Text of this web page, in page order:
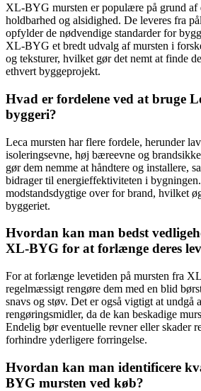
XL-BYG mursten er populære på grund af
holdbarhed og alsidighed. De leveres fra
opfylder de nødvendige standarder for
XL-BYG et bredt udvalg af mursten i
og teksturer, hvilket gør det nemt at finde
ethvert byggeprojekt.
Hvad er fordelene ved at bruge
byggeri?
Leca mursten har flere fordele, herunder
isoleringsevne, høj bæreevne og
gør dem nemme at håndtere og installere,
bidrager til energieffektiviteten i
modstandsdygtige over for brand, hvilket
byggeriet.
Hvordan kan man bedst
XL-BYG for at forlænge deres
For at forlænge levetiden på mursten fra
regelmæssigt rengøre dem med en blid
snavs og støv. Det er også vigtigt at undgå
rengøringsmidler, da de kan beskadige
Endelig bør eventuelle revner eller skader
forhindre yderligere forringelse.
Hvordan kan man identificere
BYG mursten ved køb?